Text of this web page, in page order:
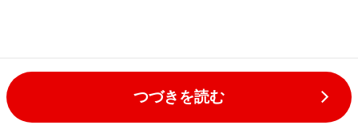
つづきを読む